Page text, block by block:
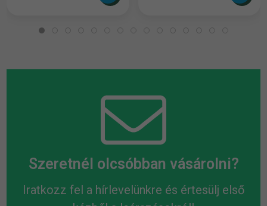
Szeretnél olcsóbban vásárolni?
Iratkozz fel a hírlevelünkre és értesülj első